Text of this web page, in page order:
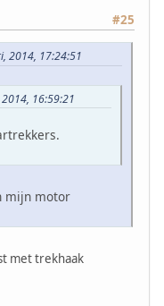
#25
2014, 17:24:51
16:59:21
mijn motor
met trekhaak